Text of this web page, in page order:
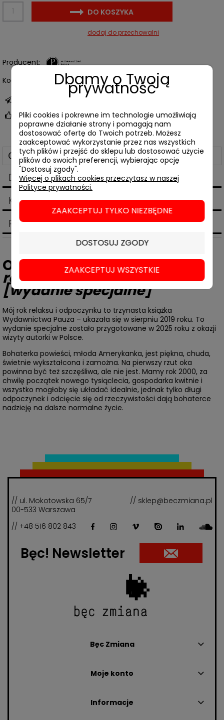
DO KOSZYKA
dodaj do przechowalni
Producent:
Kod produktu:
07605
zapytaj o produkt
poleć znajomemu
Opis
Dane techniczne
Koszty dostawy
Cena nie zawiera ewentualnych kosztów płatności
Produkty powiązane
Ottessa Moshfegh,Mój rok
relaksu i odpoczynku
[wydanie specjalne]
Mój rok relaksu i odpoczynku to trzynasta książka
Wydawnictwa Pauza – ukazała się w sierpniu 2019 roku. To
wydanie specjalne zostało przygotowane w 2025 roku z okazji
wizyty autorki w Polsce.
Bohaterka powieści, młoda Amerykanka, jest piękna, chuda,
świetnie wykształcona i zamożna. Na pierwszy rzut oka
powinna być też szczęśliwa, ale nie jest. Mamy rok 2000, za
chwilę początek nowego tysiąclecia, gospodarka kwitnie i
wszystko mogłoby się układać idealnie, jednak tylko długi
odpoczynek i odcięcie się od rzeczywistości dają bohaterce
nadzieję na dalsze normalne życie.
// ul. Mokotowska 65/7
00-533 Warszawa
// sklep@beczmiana.pl
// +48 516 802 843
Bęc! Newsletter
Bęc Zmiana
Moje konto
Informacje
Dbamy o Twoją
prywatność
Pliki cookies i pokrewne im technologie umożliwiają
poprawne działanie strony i pomagają nam
dostosować ofertę do Twoich potrzeb. Możesz
zaakceptować wykorzystanie przez nas wszystkich
tych plików i przejść do sklepu lub dostosować użycie
plików do swoich preferencji, wybierając opcję
"Dostosuj zgody".
Więcej o plikach cookies przeczytasz w naszej
Polityce prywatności.
ZAAKCEPTUJ TYLKO NIEZBĘDNE
DOSTOSUJ ZGODY
ZAAKCEPTUJ WSZYSTKIE